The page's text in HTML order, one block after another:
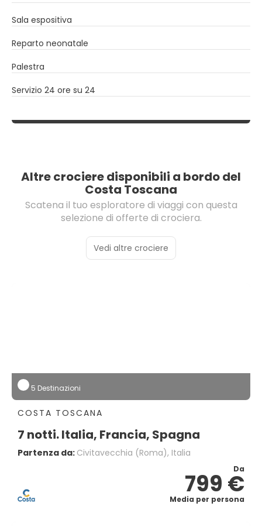
Sala espositiva
Reparto neonatale
Palestra
Servizio 24 ore su 24
Altre crociere disponibili a bordo del
Costa Toscana
Scatena il tuo esploratore di viaggi con questa
selezione di offerte di crociera.
Vedi altre crociere
5 Destinazioni
COSTA TOSCANA
7 notti. Italia, Francia, Spagna
Partenza da: Civitavecchia (Roma), Italia
Da
799 €
Media per persona